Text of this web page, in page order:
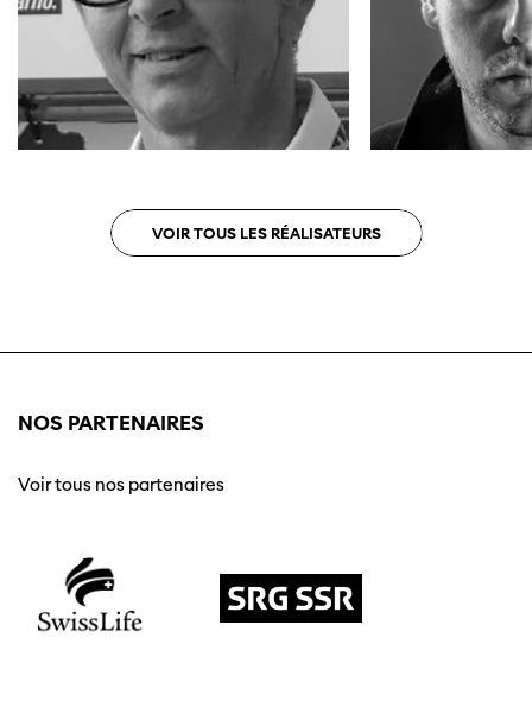
VOIR TOUS LES RÉALISATEURS
NOS PARTENAIRES
Voir tous nos partenaires